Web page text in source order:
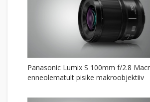
Panasonic Lumix S 100mm f/2.8
enneolematult pisike makroobjektiiv